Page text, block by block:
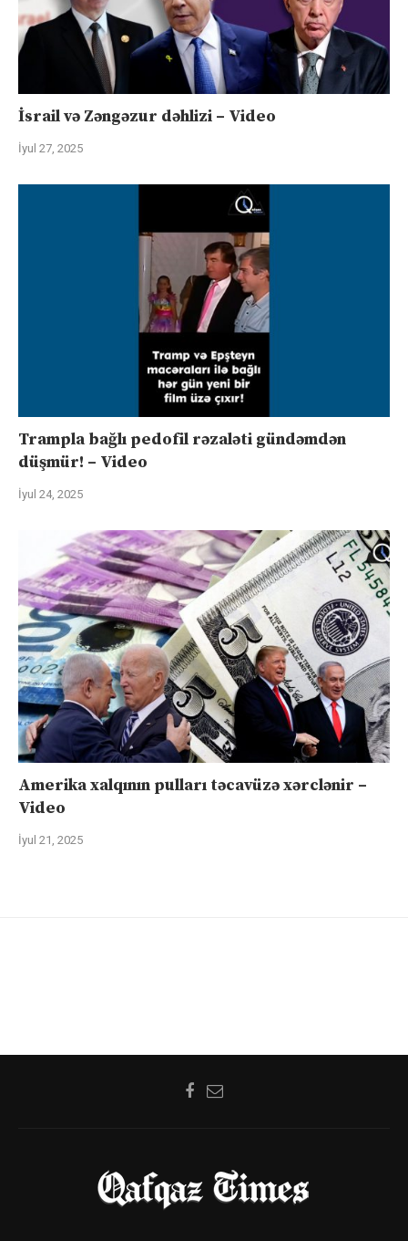
İsrail və Zəngəzur dəhlizi – Video
İyul 27, 2025
Trampla bağlı pedofil rəzaləti gündəmdən
düşmür! – Video
İyul 24, 2025
Amerika xalqının pulları təcavüzə xərclənir –
Video
İyul 21, 2025